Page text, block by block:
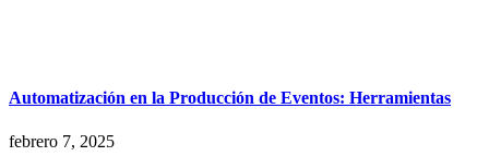
Automatización en la Producción de Eventos: Herramientas
febrero 7, 2025